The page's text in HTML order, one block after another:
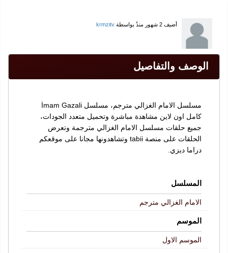
أضيف2 شهور منذُ بواسطةkrmzitv
الوصف والتفاصيل
مسلسل الامام الغزالي مترجم، مسلسل İmam Gazali
كامل اون لاين مشاهدة مباشرة وتحميل متعدد الجودات،
جميع حلقات مسلسل الامام الغزالي مترجمة وتعرض
الحلقات على منصة tabii وتشاهدونها مجانا على موقعكم
دراما ديزي.
المسلسل
الامام الغزالي مترجم
الموسم
الموسم الاول